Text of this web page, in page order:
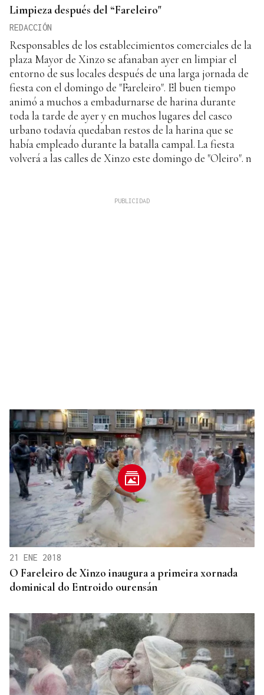
Limpieza después del “Fareleiro"
REDACCIÓN
Responsables de los establecimientos comerciales de la
plaza Mayor de Xinzo se afanaban ayer en limpiar el
entorno de sus locales después de una larga jornada de
fiesta con el domingo de "Fareleiro". El buen tiempo
animó a muchos a embadurnarse de harina durante
toda la tarde de ayer y en muchos lugares del casco
urbano todavía quedaban restos de la harina que se
había empleado durante la batalla campal. La fiesta
volverá a las calles de Xinzo este domingo de "Oleiro". n
21 ENE 2018
O Fareleiro de Xinzo inaugura a primeira xornada
dominical do Entroido ourensán